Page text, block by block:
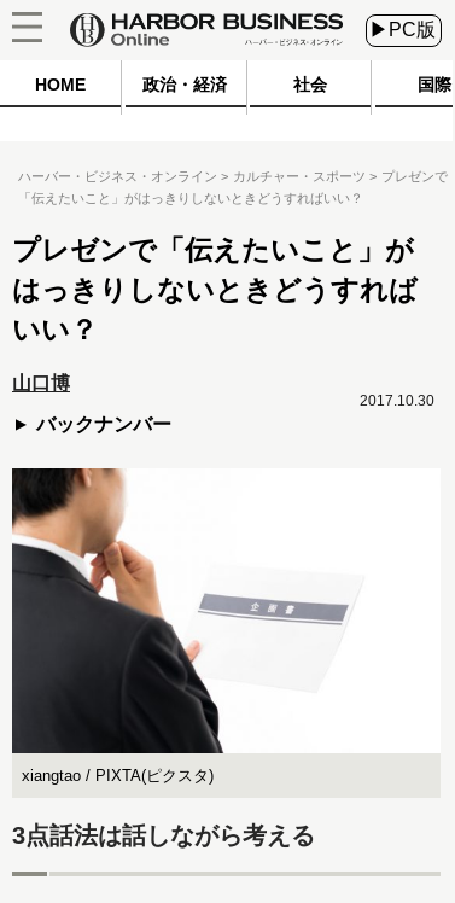
▶PC版
HOME 政治・経済 社会 国際
ハーバー・ビジネス・オンライン カルチャー・スポーツ
プレゼンで
「伝えたいこと」がはっきりしないときどうすればいい？
プレゼンで「伝えたいこと」が
はっきりしないときどうすれば
いい？
山口博
バックナンバー
2017.10.30
xiangtao / PIXTA(ピクスタ)
3点話法は話しながら考える